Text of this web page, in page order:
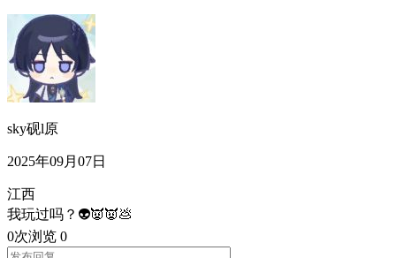
sky砚l原
2025年09月07日
江西
我玩过吗？👽👿👿💩
0次浏览 0